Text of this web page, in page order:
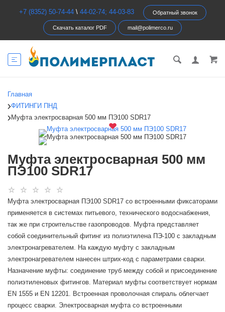
+7 (8352) 50-74-44\ 44-02-74; 44-03-83 Обратный звонок
Скачать каталог PDF mail@polimerco.ru
Главная
ФИТИНГИ ПНД
Муфта электросварная 500 мм ПЭ100 SDR17
Муфта электросварная 500 мм
ПЭ100 SDR17
Муфта электросварная ПЭ100 SDR17 со встроенными фиксаторами
применяется в системах питьевого, технического водоснабжения,
так же при строительстве газопроводов. Муфта представляет
собой соединительный фитинг из полиэтилена ПЭ-100 с закладным
электронагревателем. На каждую муфту с закладным
электронагревателем нанесен штрих-код с параметрами сварки.
Назначение муфты: соединение труб между собой и присоединение
полиэтиленовых фитингов. Материал муфты соответствует нормам
EN 1555 и EN 12201. Встроенная проволочная спираль облегчает
процесс сварки. Электросварная муфта со встроенными